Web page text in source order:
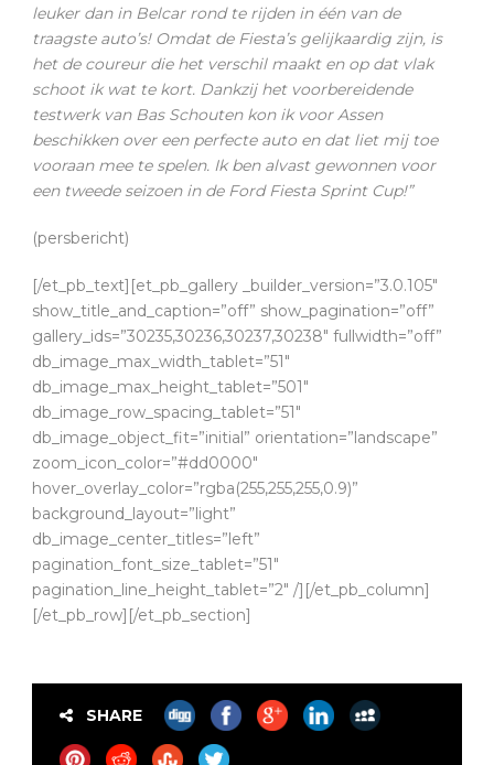
leuker dan in Belcar rond te rijden in één van de
traagste auto’s! Omdat de Fiesta’s gelijkaardig zijn, is
het de coureur die het verschil maakt en op dat vlak
schoot ik wat te kort. Dankzij het voorbereidende
testwerk van Bas Schouten kon ik voor Assen
beschikken over een perfecte auto en dat liet mij toe
vooraan mee te spelen. Ik ben alvast gewonnen voor
een tweede seizoen in de Ford Fiesta Sprint Cup!”
(persbericht)
[/et_pb_text][et_pb_gallery _builder_version=”3.0.105″
show_title_and_caption=”off” show_pagination=”off”
gallery_ids=”30235,30236,30237,30238″ fullwidth=”off”
db_image_max_width_tablet=”51″
db_image_max_height_tablet=”501″
db_image_row_spacing_tablet=”51″
db_image_object_fit=”initial” orientation=”landscape”
zoom_icon_color=”#dd0000″
hover_overlay_color=”rgba(255,255,255,0.9)”
background_layout=”light”
db_image_center_titles=”left”
pagination_font_size_tablet=”51″
pagination_line_height_tablet=”2″ /][/et_pb_column]
[/et_pb_row][/et_pb_section]
SHARE